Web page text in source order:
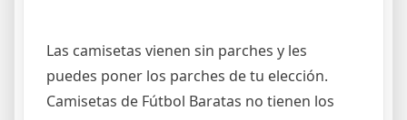
Las camisetas vienen sin parches y les
puedes poner los parches de tu elección.
Camisetas de Fútbol Baratas no tienen los